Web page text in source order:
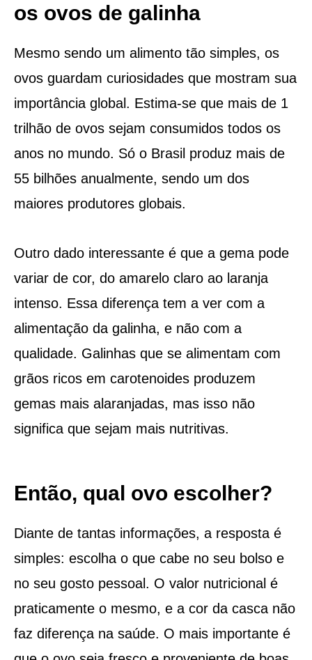
os ovos de galinha
Mesmo sendo um alimento tão simples, os
ovos guardam curiosidades que mostram sua
importância global. Estima-se que mais de 1
trilhão de ovos sejam consumidos todos os
anos no mundo. Só o Brasil produz mais de
55 bilhões anualmente, sendo um dos
maiores produtores globais.
Outro dado interessante é que a gema pode
variar de cor, do amarelo claro ao laranja
intenso. Essa diferença tem a ver com a
alimentação da galinha, e não com a
qualidade. Galinhas que se alimentam com
grãos ricos em carotenoides produzem
gemas mais alaranjadas, mas isso não
significa que sejam mais nutritivas.
Então, qual ovo escolher?
Diante de tantas informações, a resposta é
simples: escolha o que cabe no seu bolso e
no seu gosto pessoal. O valor nutricional é
praticamente o mesmo, e a cor da casca não
faz diferença na saúde. O mais importante é